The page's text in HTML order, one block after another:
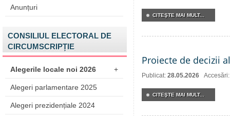
Anunțuri
CONSILIUL ELECTORAL DE
CIRCUMSCRIPȚIE
Alegerile locale noi 2026 +
Alegeri parlamentare 2025
Alegeri prezidențiale 2024
CITEŞTE MAI MULT...
Proiecte de decizii
Publicat: 28.05.2026
CITEŞTE MAI MULT...